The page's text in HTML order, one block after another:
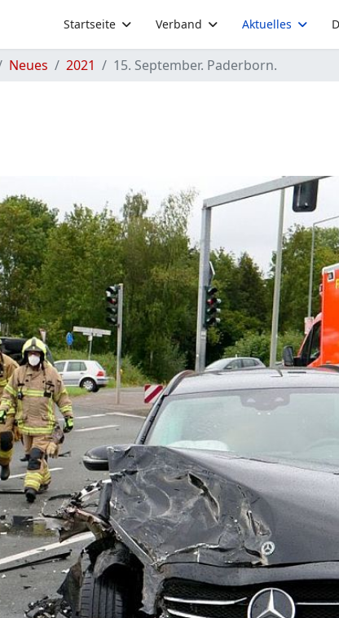
Startseite Verband Aktuelles
Neues 2021 15. September. Paderborn.